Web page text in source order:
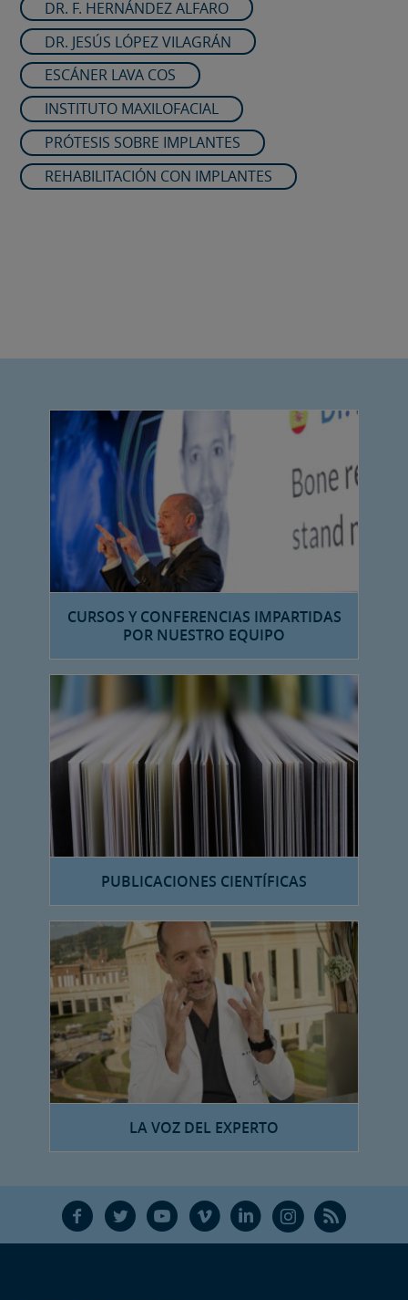
DR. F. HERNÁNDEZ ALFARO
DR. JESÚS LÓPEZ VILAGRÁN
ESCÁNER LAVA COS
INSTITUTO MAXILOFACIAL
PRÓTESIS SOBRE IMPLANTES
REHABILITACIÓN CON IMPLANTES
CURSOS Y CONFERENCIAS IMPARTIDAS
POR NUESTRO EQUIPO
PUBLICACIONES CIENTÍFICAS
LA VOZ DEL EXPERTO
F T Y V L Ñ R